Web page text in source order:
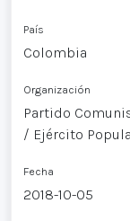
País
Colombia
Organización
Partido
/ Ejército
Fecha
2018-10-05